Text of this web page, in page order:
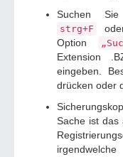
Suchen Sie
strg+F
Option
Extension
eingeben.
drücken oder
Sache ist das